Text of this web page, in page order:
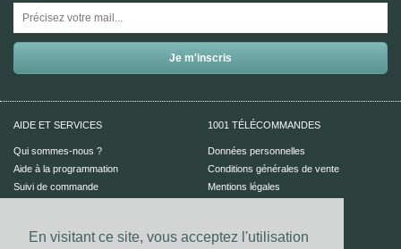
En visitant ce site, vous acceptez l'utilisation
AIDE ET SERVICES
Qui sommes-nous ?
Aide à la programmation
Suivi de commande
1001 TÉLÉCOMMANDES
Données personnelles
Conditions générales de vente
Mentions légales